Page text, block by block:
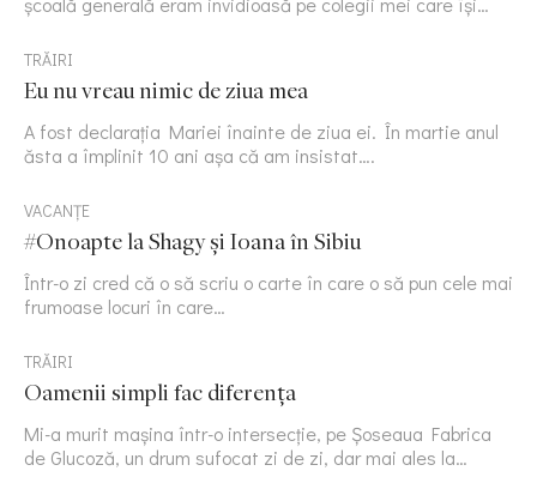
TRĂIRI
Eu nu vreau nimic de ziua mea
A fost declarația Mariei înainte de ziua ei. În martie anul
ăsta a împlinit 10 ani așa că am insistat….
VACANȚE
#Onoapte la Shagy și Ioana în Sibiu
Într-o zi cred că o să scriu o carte în care o să pun cele mai
frumoase locuri în care…
TRĂIRI
Oamenii simpli fac diferența
Mi-a murit mașina într-o intersecție, pe Șoseaua Fabrica
de Glucoză, un drum sufocat zi de zi, dar mai ales la…